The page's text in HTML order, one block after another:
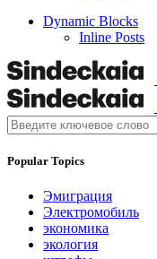
Dynamic Blocks
Inline Posts
Popular Topics
Эмиграция
Электромобиль
экономика
экология